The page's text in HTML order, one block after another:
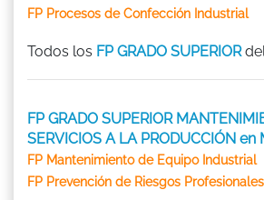
FP Procesos de Confección Industrial
Todos los FP GRADO SUPERIOR
FP GRADO SUPERIOR
SERVICIOS A LA PRODUCCIÓN en
FP Mantenimiento de Equipo Industrial
FP Prevención de Riesgos Profesionales